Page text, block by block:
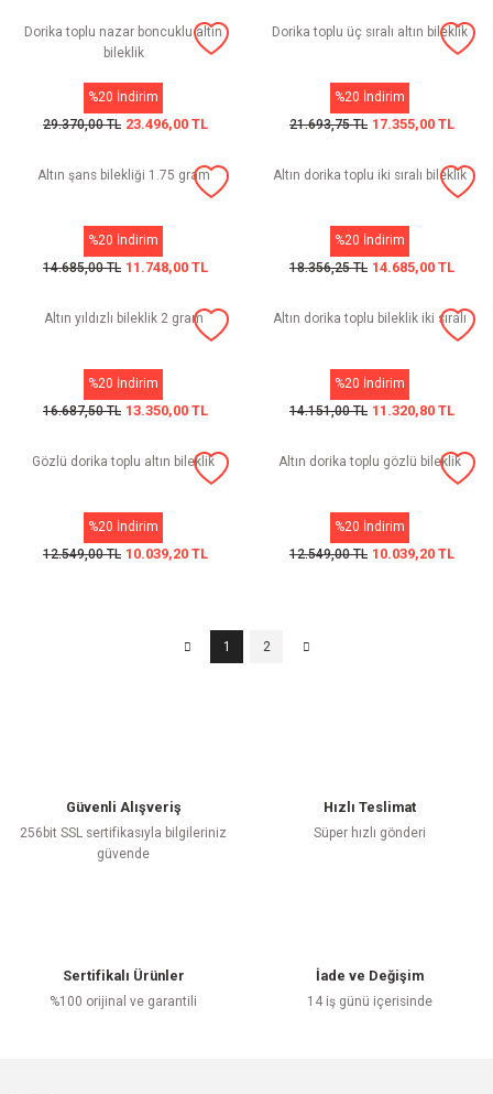
Dorika toplu nazar boncuklu altın
bileklik
%20 İndirim
29.370,00 TL 23.496,00 TL
Dorika toplu üç sıralı altın bileklik
%20 İndirim
21.693,75 TL 17.355,00 TL
Altın şans bilekliği 1.75 gram
%20 İndirim
14.685,00 TL 11.748,00 TL
Altın dorika toplu iki sıralı bileklik
%20 İndirim
18.356,25 TL 14.685,00 TL
Altın yıldızlı bileklik 2 gram
%20 İndirim
16.687,50 TL 13.350,00 TL
Altın dorika toplu bileklik iki sıralı
%20 İndirim
14.151,00 TL 11.320,80 TL
Gözlü dorika toplu altın bileklik
%20 İndirim
12.549,00 TL 10.039,20 TL
Altın dorika toplu gözlü bileklik
%20 İndirim
12.549,00 TL 10.039,20 TL
1 2
Güvenli Alışveriş
256bit SSL sertifikasıyla bilgileriniz
güvende
Hızlı Teslimat
Süper hızlı gönderi
Sertifikalı Ürünler
%100 orijinal ve garantili
İade ve Değişim
14 iş günü içerisinde